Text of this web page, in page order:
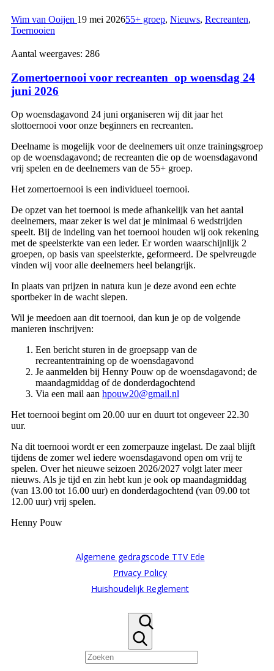
Wim van Ooijen 19 mei 202655+ groep, Nieuws, Recreanten,
Toernooien
Aantal weergaves: 286
Zomertoernooi voor recreanten op woensdag 24
juni 2026
Op woensdagavond 24 juni organiseren wij dit jaar het
slottoernooi voor onze beginners en recreanten.
Deelname is mogelijk voor de deelnemers uit onze trainingsgroep
op de woensdagavond; de recreanten die op de woensdagavond
vrij spelen en de deelnemers van de 55+ groep.
Het zomertoernooi is een individueel toernooi.
De opzet van het toernooi is mede afhankelijk van het aantal
deelnemers, maar zeker is wel dat je minimaal 6 wedstrijden
speelt. Bij de indeling van het toernooi houden wij ook rekening
met de speelsterkte van een ieder. Er worden waarschijnlijk 2
groepen, op basis van speelsterkte, geformeerd. De spelvreugde
vinden wij voor alle deelnemers heel belangrijk.
In plaats van prijzen in natura kun je deze avond een echte
sportbeker in de wacht slepen.
Wil je meedoen aan dit toernooi, dan kun je op de volgende
manieren inschrijven:
Een bericht sturen in de groepsapp van de
recreantentraining op de woensdagavond
Je aanmelden bij Henny Pouw op de woensdagavond; de
maandagmiddag of de donderdagochtend
Via een mail aan hpouw20@gmail.nl
Het toernooi begint om 20.00 uur en duurt tot ongeveer 22.30
uur.
Na dit toernooi wordt er een zomerpauze ingelast. De zaal blijft
tijdens de zomer wel iedere woensdagavond open om vrij te
spelen. Over het nieuwe seizoen 2026/2027 volgt later meer
nieuws. Als je tijd en zin hebt kun je ook op maandagmiddag
(van 13.00 tot 16.00 uur) en donderdagochtend (van 09.00 tot
12.00 uur) vrij spelen.
Henny Pouw
Algemene gedragscode TTV Ede
Privacy Policy
Huishoudelijk Reglement